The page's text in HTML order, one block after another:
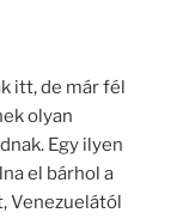
itt, de már fél
olyan
Egy ilyen
el bárhol a
Venezuelától